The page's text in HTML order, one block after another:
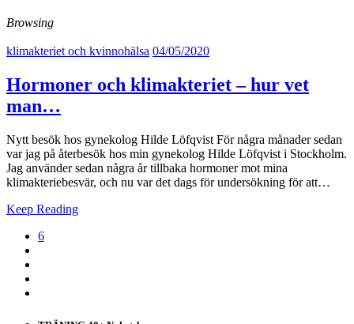
Browsing
klimakteriet och kvinnohälsa 04/05/2020
Hormoner och klimakteriet – hur vet
man…
Nytt besök hos gynekolog Hilde Löfqvist För några månader sedan
var jag på återbesök hos min gynekolog Hilde Löfqvist i Stockholm.
Jag använder sedan några år tillbaka hormoner mot mina
klimakteriebesvär, och nu var det dags för undersökning för att…
Keep Reading
6